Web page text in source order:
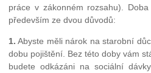
práce v zákonném rozsahu).
především ze dvou důvodů:
1. Abyste měli nárok na starobní
dobu pojištění. Bez této doby vám
budete odkázáni na sociální